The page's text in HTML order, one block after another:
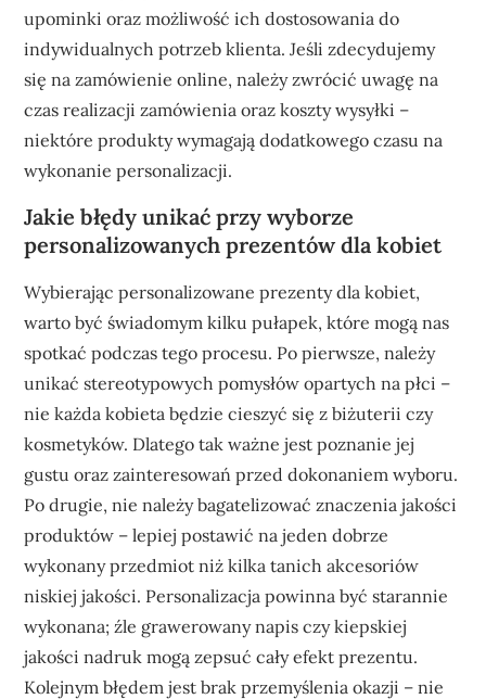
upominki oraz możliwość ich dostosowania do
indywidualnych potrzeb klienta. Jeśli zdecydujemy
się na zamówienie online, należy zwrócić uwagę na
czas realizacji zamówienia oraz koszty wysyłki –
niektóre produkty wymagają dodatkowego czasu na
wykonanie personalizacji.
Jakie błędy unikać przy wyborze
personalizowanych prezentów dla kobiet
Wybierając personalizowane prezenty dla kobiet,
warto być świadomym kilku pułapek, które mogą nas
spotkać podczas tego procesu. Po pierwsze, należy
unikać stereotypowych pomysłów opartych na płci –
nie każda kobieta będzie cieszyć się z biżuterii czy
kosmetyków. Dlatego tak ważne jest poznanie jej
gustu oraz zainteresowań przed dokonaniem wyboru.
Po drugie, nie należy bagatelizować znaczenia jakości
produktów – lepiej postawić na jeden dobrze
wykonany przedmiot niż kilka tanich akcesoriów
niskiej jakości. Personalizacja powinna być starannie
wykonana; źle grawerowany napis czy kiepskiej
jakości nadruk mogą zepsuć cały efekt prezentu.
Kolejnym błędem jest brak przemyślenia okazji – nie